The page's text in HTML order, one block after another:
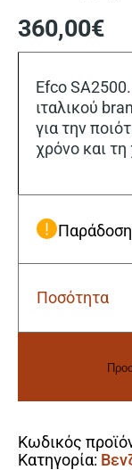
360,00€
Efco
ιταλικού
για την
χρόνο και
Ποσότητα
Efco
25.4cc/1.3hp
ποσότητα
Κωδικός
Κατηγορία: